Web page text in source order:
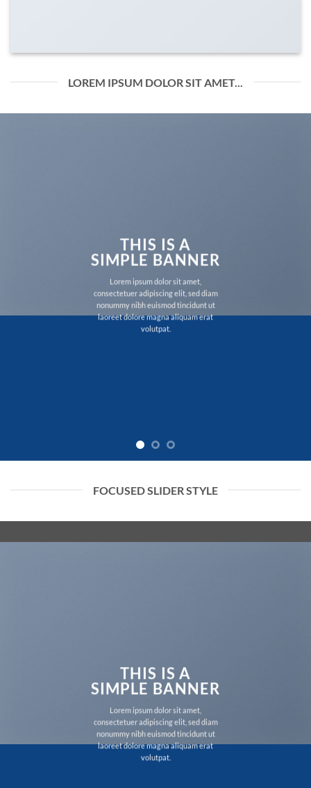
LOREM IPSUM DOLOR SIT AMET...
THIS IS A
SIMPLE BANNER
Lorem ipsum dolor sit amet,
consectetuer adipiscing elit, sed diam
nonummy nibh euismod tincidunt ut
laoreet dolore magna aliquam erat
volutpat.
FOCUSED SLIDER STYLE
THIS IS A
SIMPLE BANNER
Lorem ipsum dolor sit amet,
consectetuer adipiscing elit, sed diam
nonummy nibh euismod tincidunt ut
laoreet dolore magna aliquam erat
volutpat.